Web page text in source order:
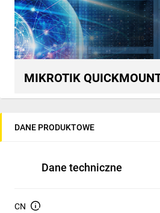
MIKROTIK
MikroTik
DANE PRODUKTOWE
Dane techniczne
CN